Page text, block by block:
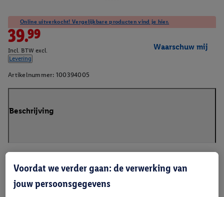
Online uitverkocht! Vergelijkbare producten vind je hier.
39.99
Incl. BTW excl.
Levering
Waarschuw mij
Artikelnummer: 100394005
Beschrijving
Voordat we verder gaan: de verwerking van
jouw persoonsgegevens